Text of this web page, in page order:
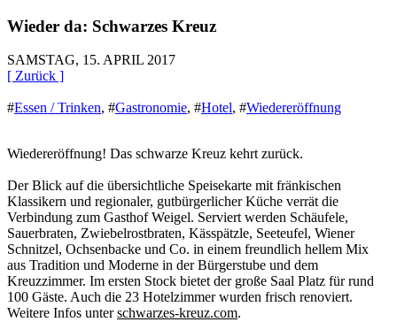
Wieder da: Schwarzes Kreuz
SAMSTAG, 15. APRIL 2017
[ Zurück ]
#Essen / Trinken, #Gastronomie, #Hotel, #Wiedereröffnung
Wiedereröffnung! Das schwarze Kreuz kehrt zurück.
Der Blick auf die übersichtliche Speisekarte mit fränkischen
Klassikern und regionaler, gutbürgerlicher Küche verrät die
Verbindung zum Gasthof Weigel. Serviert werden Schäufele,
Sauerbraten, Zwiebelrostbraten, Kässpätzle, Seeteufel, Wiener
Schnitzel, Ochsenbacke und Co. in einem freundlich hellem Mix
aus Tradition und Moderne in der Bürgerstube und dem
Kreuzzimmer. Im ersten Stock bietet der große Saal Platz für rund
100 Gäste. Auch die 23 Hotelzimmer wurden frisch renoviert.
Weitere Infos unterschwarzes-kreuz.com.